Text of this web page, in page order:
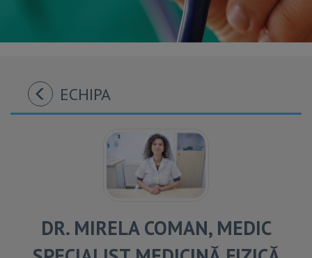
ECHIPA
DR. MIRELA COMAN, MEDIC